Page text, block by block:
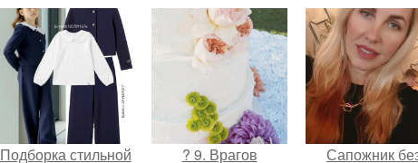
Подборка стильной
? 9. Врагов
Сапожник